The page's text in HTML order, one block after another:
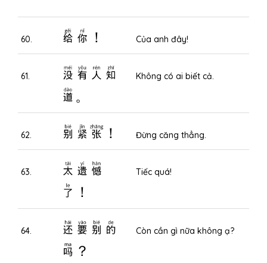
60. 给你！ Của anh đây!
61.
没有人知
道。
Không có ai biết cả.
62. 别紧张！ Đừng căng thẳng.
63.
太遗憾
了！
Tiếc quá!
64.
还要别的
吗？
Còn cần gì nữa không ạ?